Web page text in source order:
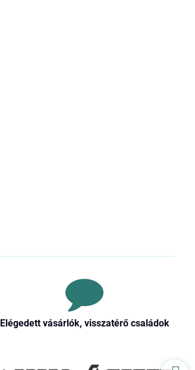
Elégedett vásárlók, visszatérő családok